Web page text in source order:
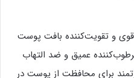
قوی و تقویت‌کننده بافت پوست
عمیق و ضد التهاب
برای محافظت از پوست در